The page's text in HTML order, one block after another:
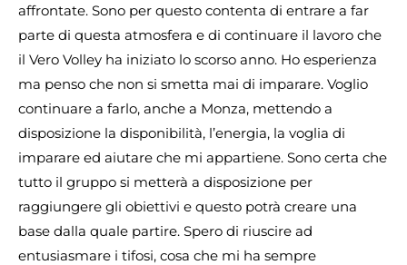
affrontate. Sono per questo contenta di entrare a far
parte di questa atmosfera e di continuare il lavoro che
il Vero Volley ha iniziato lo scorso anno. Ho esperienza
ma penso che non si smetta mai di imparare. Voglio
continuare a farlo, anche a Monza, mettendo a
disposizione la disponibilità, l’energia, la voglia di
imparare ed aiutare che mi appartiene. Sono certa che
tutto il gruppo si metterà a disposizione per
raggiungere gli obiettivi e questo potrà creare una
base dalla quale partire. Spero di riuscire ad
entusiasmare i tifosi, cosa che mi ha sempre